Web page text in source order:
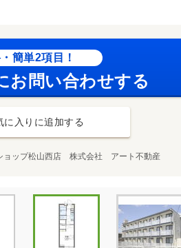
簡単2項目！
お問い合わせする
に入りに追加する
ョップ松山西店 株式会社 アート不動産